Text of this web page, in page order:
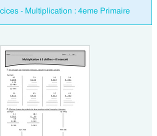
- Multiplication : 4eme Primaire